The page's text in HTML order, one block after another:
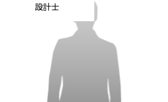
お知らせ
求人情報
設計士